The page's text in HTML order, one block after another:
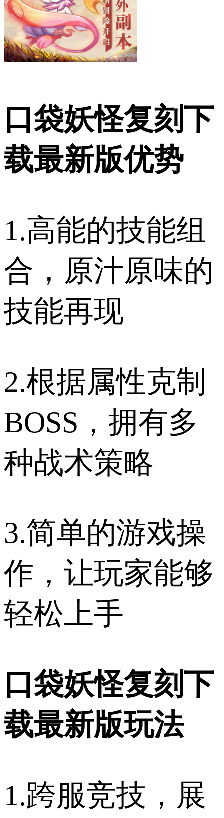
口袋妖怪复刻下
载最新版优势
1.高能的技能组
合，原汁原味的
技能再现
2.根据属性克制
BOSS，拥有多
种战术策略
3.简单的游戏操
作，让玩家能够
轻松上手
口袋妖怪复刻下
载最新版玩法
1.跨服竞技，展